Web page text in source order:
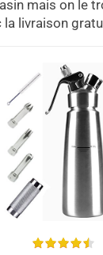
mais on le
la livraison